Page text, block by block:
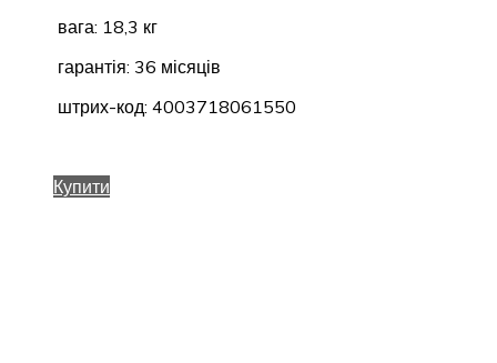
вага: 18,3 кг
гарантія: 36 місяців
штрих-код: 4003718061550
Купити